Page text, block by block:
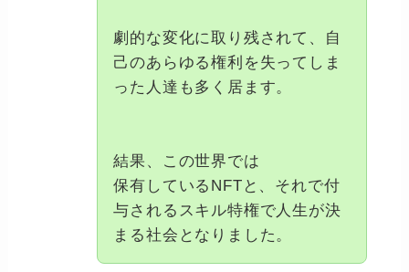
劇的な変化に取り残されて、自
己のあらゆる権利を失ってしま
った人達も多く居ます。
結果、この世界では
保有しているNFTと、それで付
与されるスキル特権で人生が決
まる社会となりました。